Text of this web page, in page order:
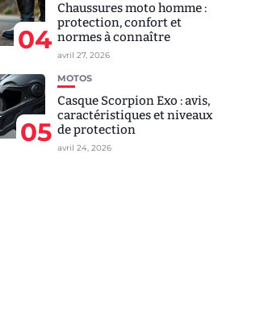
04
Chaussures moto homme :
protection, confort et
normes à connaître
avril 27, 2026
05
MOTOS
Casque Scorpion Exo : avis,
caractéristiques et niveaux
de protection
avril 24, 2026